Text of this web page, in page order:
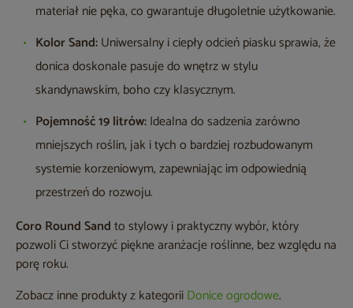
materiał nie pęka, co gwarantuje długoletnie użytkowanie.
Kolor Sand:Uniwersalny i ciepły odcień piasku sprawia, że
donica doskonale pasuje do wnętrz w stylu
skandynawskim, boho czy klasycznym.
Pojemność 19 litrów:Idealna do sadzenia zarówno
mniejszych roślin, jak i tych o bardziej rozbudowanym
systemie korzeniowym, zapewniając im odpowiednią
przestrzeń do rozwoju.
Coro Round Sandto stylowy i praktyczny wybór, który
pozwoli Ci stworzyć piękne aranżacje roślinne, bez względu na
porę roku.
Zobacz inne produkty z kategoriiDonice ogrodowe.